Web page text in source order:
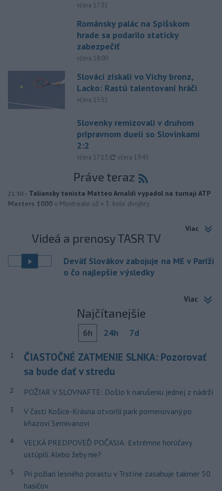
včera 17:31
Románsky palác na Spišskom
hrade sa podarilo staticky
zabezpečiť
včera 18:00
Slováci získali vo Vichy bronz,
Lacko: Rastú talentovaní hráči
včera 15:51
Slovenky remizovali v druhom
prípravnom dueli so Slovinkami
2:2
včera 17:13, aktualizované
včera 19:45
Práve teraz
21:30 - Taliansky tenista Matteo Arnaldi vypadol na turnaji ATP
Masters 1000 v Montreale už v 3. kole dvojhry.
Viac
Videá a prenosy TASR TV
Deväť Slovákov zabojuje na ME v Paríži
o čo najlepšie výsledky
Viac
Najčítanejšie
6h 24h 7d
1
ČIASTOČNÉ ZATMENIE SLNKA: Pozorovať
sa bude dať v stredu
2 POŽIAR V SLOVNAFTE: Došlo k narušeniu jednej z nádrží
3
V časti Košice-Krásna otvorili park pomenovaný po
kňazovi Semivanovi
4
VEĽKÁ PREDPOVEĎ POČASIA: Extrémne horúčavy
ustúpili. Alebo žeby nie?
5
Pri požiari lesného porastu v Trstíne zasahuje takmer 50
hasičov